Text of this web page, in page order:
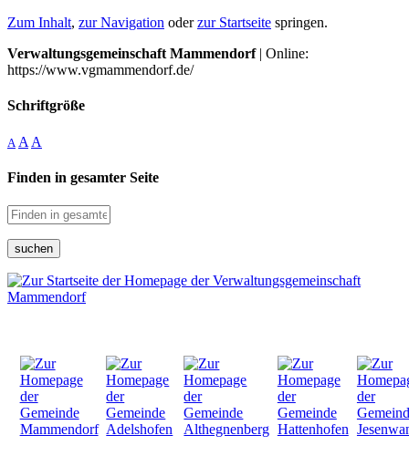
Zum Inhalt, zur Navigation oderzur Startseite springen.
Verwaltungsgemeinschaft Mammendorf| Online:
https://www.vgmammendorf.de/
Schriftgröße
A A A
Finden in gesamter Seite
suchen